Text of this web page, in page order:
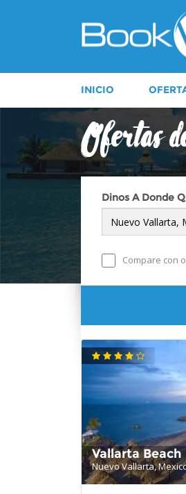
INICIO
Dinos A Donde
Compare con
Vallarta Beach
Nuevo Vallarta,